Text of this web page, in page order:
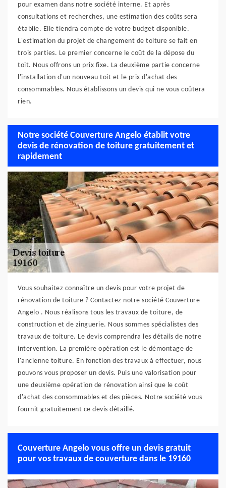
pour examen dans notre société interne. Et après
consultations et recherches, une estimation des coûts sera
établie. Elle tiendra compte de votre budget disponible.
L'estimation du projet de changement de toiture se fait en
trois parties. Le premier concerne le coût de la dépose du
toit. Nous offrons un prix fixe. La deuxième partie concerne
l'installation d'un nouveau toit et le prix d'achat des
consommables. Nous établissons un devis qui ne vous coûtera
rien.
Notre société Couverture Angelo établit votre
devis de rénovation de toiture gratuitement et
rapidement
Vous souhaitez connaître un devis pour votre projet de
rénovation de toiture ? Contactez notre société Couverture
Angelo . Nous réalisons tous les travaux de toiture, de
construction et de zinguerie. Nous sommes spécialistes des
travaux de toiture. Le devis comprendra les détails de notre
intervention. La première opération est le démontage de
l'ancienne toiture. En fonction des travaux à effectuer, nous
pouvons vous proposer un devis. Puis une valorisation pour
une deuxième opération de rénovation ainsi que le coût
d'achat des consommables et des pièces. Notre société vous
fournit gratuitement ce devis détaillé.
Couverture Angelo vous offre un devis gratuit
pour vos travaux de couverture dans le 19160